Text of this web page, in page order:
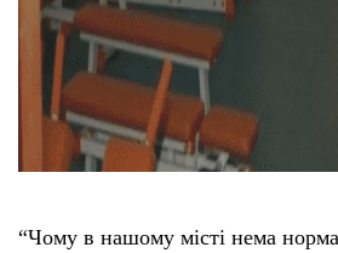
“Чому в нашому місті нема